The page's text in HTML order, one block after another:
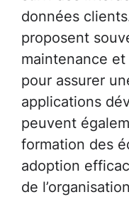
données
proposent
maintenance et
pour assurer
applications
peuvent
formation des
adoption
de